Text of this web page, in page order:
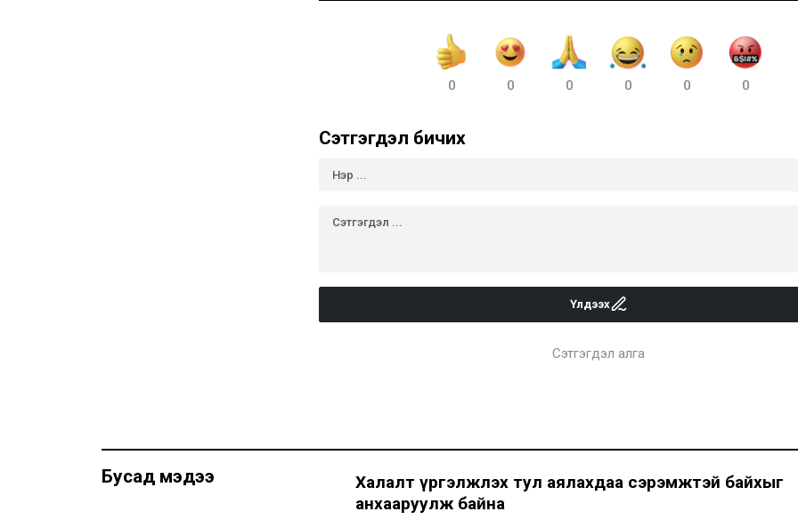
0 0 0 0 0 0
Сэтгэгдэл бичих
Үлдээх
Сэтгэгдэл алга
Бусад мэдээ
Халалт үргэлжлэх тул аялахдаа сэрэмжтэй байхыг
анхааруулж байна